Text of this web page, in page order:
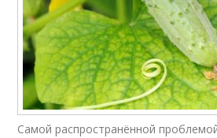
Самой распространённой